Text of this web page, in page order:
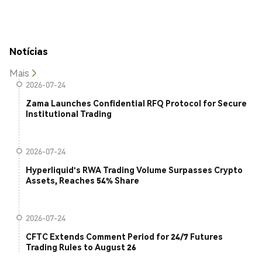
Notícias
Mais
2026-07-24
Zama Launches Confidential RFQ Protocol for Secure
Institutional Trading
2026-07-24
Hyperliquid's RWA Trading Volume Surpasses Crypto
Assets, Reaches 54% Share
2026-07-24
CFTC Extends Comment Period for 24/7 Futures
Trading Rules to August 26